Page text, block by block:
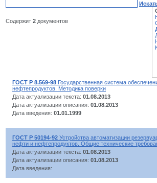
Содержит 2 документов
ГОСТ Р 8.569-98 Государственная система
нефтепродуктов. Методика поверки
Дата актуализации текста: 01.08.2013
Дата актуализации описания: 01.08.2013
Дата введения: 01.01.1999
ГОСТ Р 50194-92 Устройства автоматизации
нефти и нефтепродуктов. Общие технические
Дата актуализации текста: 01.08.2013
Дата актуализации описания: 01.08.2013
Дата введения: